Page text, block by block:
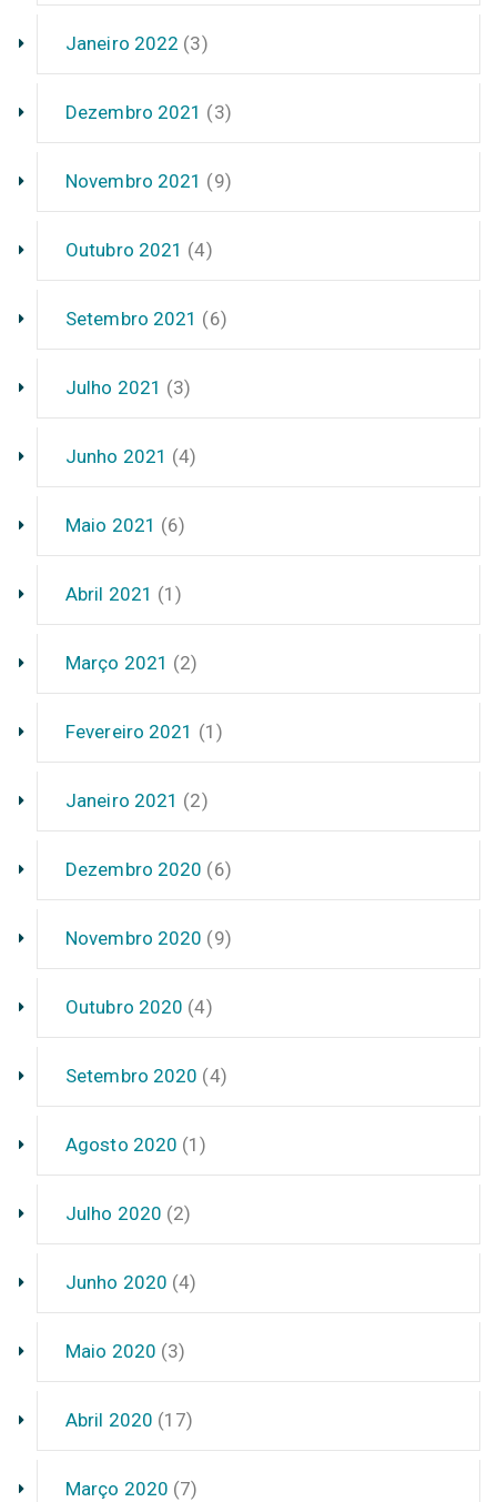
Janeiro 2022 (3)
Dezembro 2021 (3)
Novembro 2021 (9)
Outubro 2021 (4)
Setembro 2021 (6)
Julho 2021 (3)
Junho 2021 (4)
Maio 2021 (6)
Abril 2021 (1)
Março 2021 (2)
Fevereiro 2021 (1)
Janeiro 2021 (2)
Dezembro 2020 (6)
Novembro 2020 (9)
Outubro 2020 (4)
Setembro 2020 (4)
Agosto 2020 (1)
Julho 2020 (2)
Junho 2020 (4)
Maio 2020 (3)
Abril 2020 (17)
Março 2020 (7)